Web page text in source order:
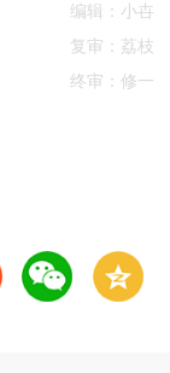
编辑：小卋
复审：荔枝
终审：修一